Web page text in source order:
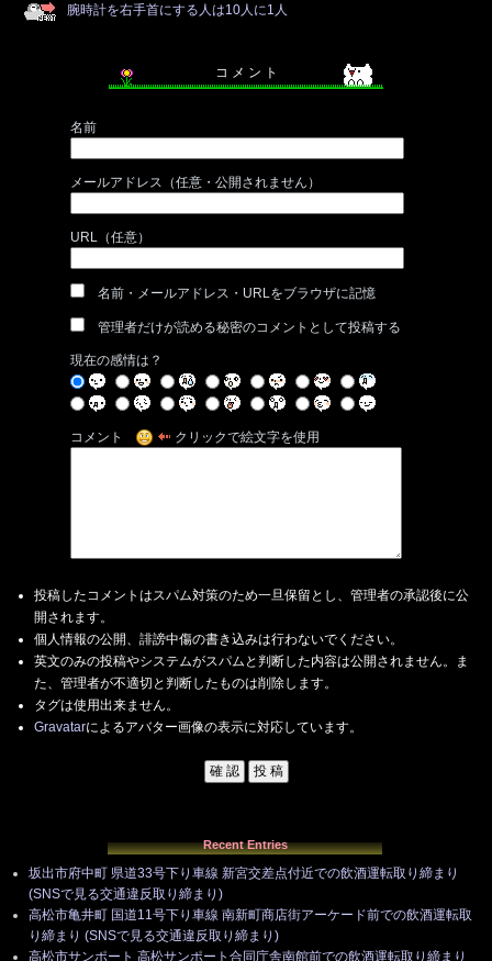
腕時計を右手首にする人は10人に1人
コ メ ン ト
名前
メールアドレス（任意・公開されません）
URL（任意）
名前・メールアドレス・URLをブラウザに記憶
管理者だけが読める秘密のコメントとして投稿する
現在の感情は？
コメント クリックで絵文字を使用
投稿したコメントはスパム対策のため一旦保留とし、管理者の承認後に公
開されます。
個人情報の公開、誹謗中傷の書き込みは行わないでください。
英文のみの投稿やシステムがスパムと判断した内容は公開されません。ま
た、管理者が不適切と判断したものは削除します。
タグは使用出来ません。
Gravatarによるアバター画像の表示に対応しています。
Recent Entries
坂出市府中町 県道33号下り車線 新宮交差点付近での飲酒運転取り締まり
(SNSで見る交通違反取り締まり)
高松市亀井町 国道11号下り車線 南新町商店街アーケード前での飲酒運転取
り締まり (SNSで見る交通違反取り締まり)
高松市サンポート 高松サンポート合同庁舎南館前での飲酒運転取り締まり